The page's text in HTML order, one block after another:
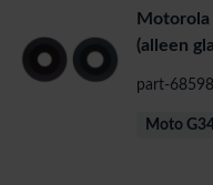
(alleen
part-68598
Moto